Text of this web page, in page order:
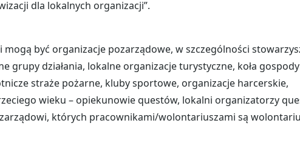
dla lokalnych organizacji”.
mogą być organizacje pozarządowe, w szczególności
grupy działania, lokalne organizacje turystyczne, koła
straże pożarne, kluby sportowe, organizacje harcerskie,
wieku – opiekunowie questów, lokalni organizatorzy
których pracownikami/wolontariuszami są